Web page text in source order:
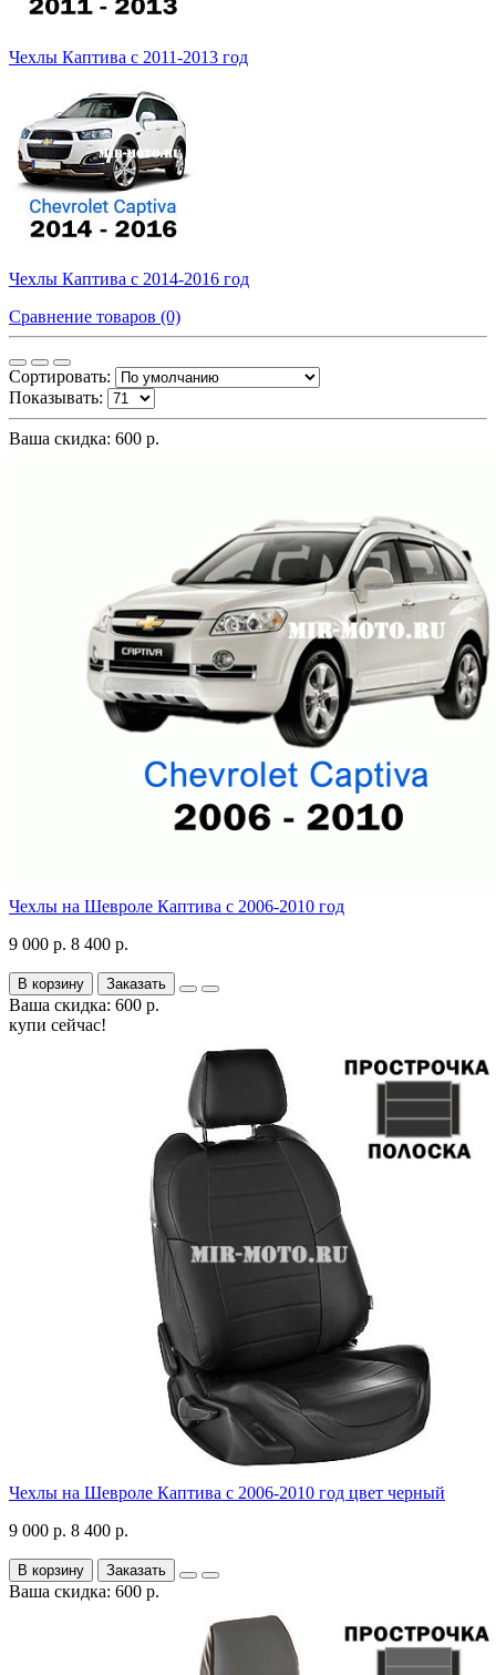
Чехлы Каптива с 2011-2013 год
Чехлы Каптива с 2014-2016 год
Сравнение товаров (0)
Сортировать:
Показывать:
Ваша скидка: 600 р.
Чехлы на Шевроле Каптива с 2006-2010 год
9 000 р. 8 400 р.
В корзину Заказать
Ваша скидка: 600 р.
купи сейчас!
Чехлы на Шевроле Каптива с 2006-2010 год цвет черный
9 000 р. 8 400 р.
В корзину Заказать
Ваша скидка: 600 р.